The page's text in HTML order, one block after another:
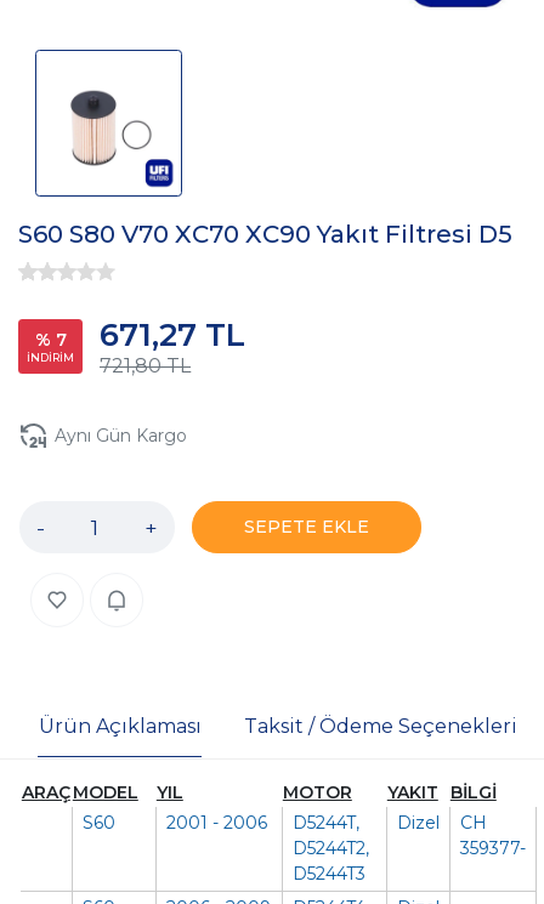
S60 S80 V70 XC70 XC90 Yakıt Filtresi D5
% 7
İNDİRİM 721,80 TL
671,27 TL
Aynı Gün Kargo
- + SEPETE EKLE
Ürün Açıklaması Taksit / Ödeme Seçenekleri
ARAÇMODEL YIL MOTOR YAKIT
BİLGİ
S60
2001 - 2006
D5244T,
D5244T2,
D5244T3
Dizel
CH
359377-